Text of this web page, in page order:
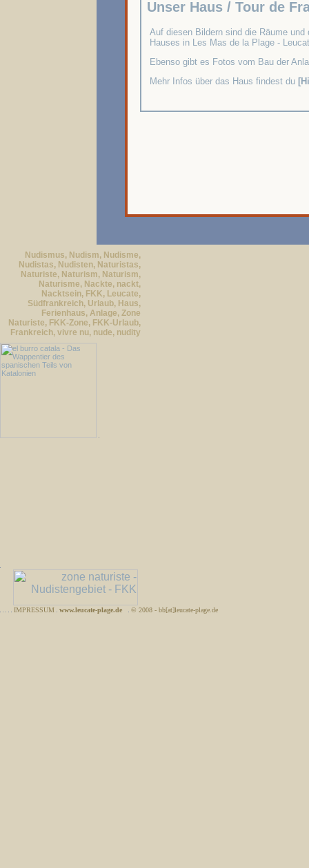
Unser Haus / Tour de
Auf diesen Bildern sind die Räume und
Hauses in Les Mas de la Plage -
Ebenso gibt es Fotos vom Bau der
Mehr Infos über das Haus findest du [
Nudismus, Nudism, Nudisme,
Nudistas, Nudisten, Naturistas,
Naturiste, Naturism, Naturism,
Naturisme, Nackte, nackt,
Nacktsein, FKK, Leucate,
Südfrankreich, Urlaub, Haus,
Ferienhaus, Anlage, Zone
Naturiste, FKK-Zone, FKK-Urlaub,
Frankreich, vivre nu, nude, nudity
IMPRESSUM www.leucate-plage.de © 2008 - bb[at]leucate-plage.de